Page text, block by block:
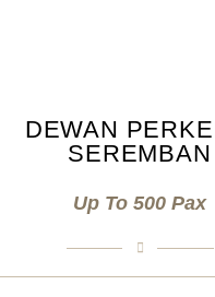
DEWAN
SEREMBAN
Up To 500 Pax